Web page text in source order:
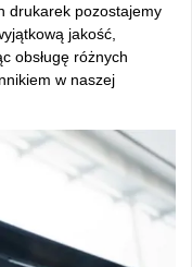
drukarek pozostajemy
jakość,
obsługę różnych
w naszej